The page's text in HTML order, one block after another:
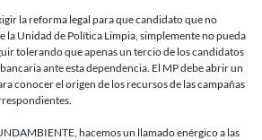
la reforma legal para que candidato que no
la Unidad de Política Limpia, simplemente no pueda
tolerando que apenas un tercio de los candidatos
ante esta dependencia. El MP debe abrir un
conocer el origen de los recursos de las campañas
hacemos un llamado enérgico a las